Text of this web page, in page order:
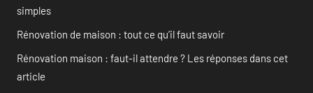
simples
Rénovation de maison : tout ce qu’il faut savoir
Rénovation maison : faut-il attendre ? Les réponses dans cet
article